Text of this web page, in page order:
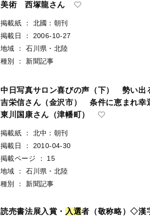
美術 西塚龍さん
掲載紙 ：
北國：朝刊
掲載日
：
2006-10-27
地域
：
石川県・北陸
種別
： 新聞記事
中日写真サロン喜びの声（下） 勢い
吉栄信さん（金沢市） 条件に恵まれ
東川国康さん（津幡町）
掲載紙 ：
北中：朝刊
掲載日
：
2010-04-30
掲載ページ
：
15
地域
：
石川県・北陸
種別
： 新聞記事
読売書法展入賞・ 入選者（敬称略）◇漢